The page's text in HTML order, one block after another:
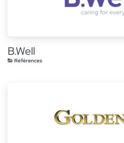
B.Well
Références